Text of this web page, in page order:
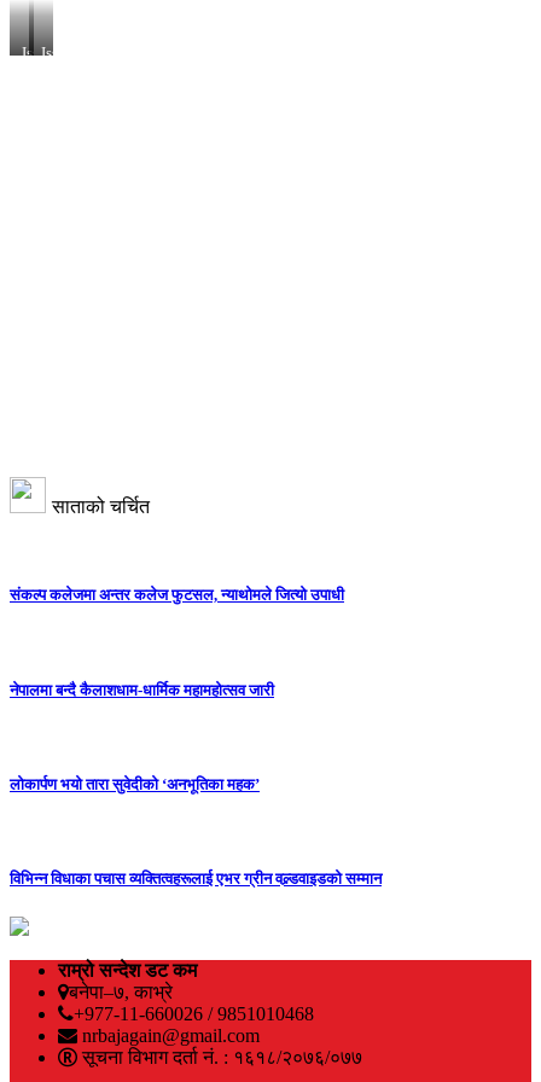
IssueIssue
साताको चर्चित
संकल्प कलेजमा अन्तर कलेज फुटसल, न्याथोमले जित्यो उपाधी
नेपालमा बन्दै कैलाशधाम-धार्मिक महामहोत्सव जारी
लोकार्पण भयो तारा सुवेदीको ‘अनभूतिका महक’
विभिन्न विधाका पचास व्यक्तित्वहरूलाई एभर ग्रीन वल्र्डवाइडको सम्मान
राम्रो सन्देश डट कम
बनेपा–७, काभ्रे
+977-11-660026 / 9851010468
nrbajagain@gmail.com
सूचना विभाग दर्ता नं. : १६१८/२०७६/०७७